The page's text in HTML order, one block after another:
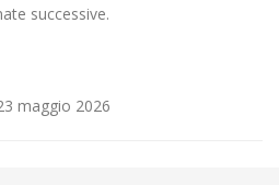
successive.
maggio 2026